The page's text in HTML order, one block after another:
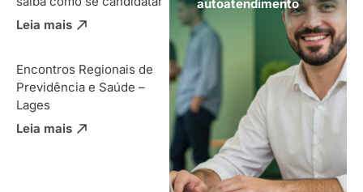
Leia mais
Encontros Regionais de
Previdência e Saúde –
Lages
Leia mais
autoatendimento